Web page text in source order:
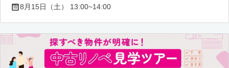
8月15日（土） 13:00~14:00